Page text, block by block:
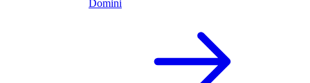
Domini